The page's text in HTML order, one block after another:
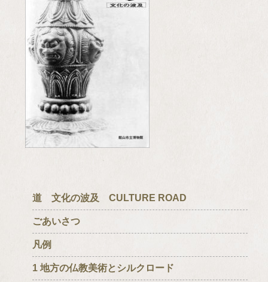
道 文化の波及 CULTURE ROAD
ごあいさつ
凡例
1 地方の仏教美術とシルクロード